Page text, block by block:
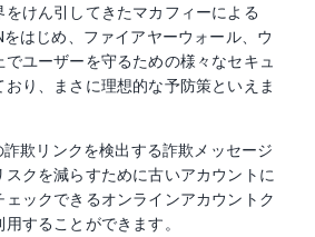
けん引してきたマカフィーによる
をはじめ、ファイアヤーウォール、ウ
ユーザーを守るための様々なセキュ
り、まさに理想的な予防策といえま
欺リンクを検出する詐欺メッセージ
クを減らすために古いアカウントに
ックできるオンラインアカウントク
することができます。